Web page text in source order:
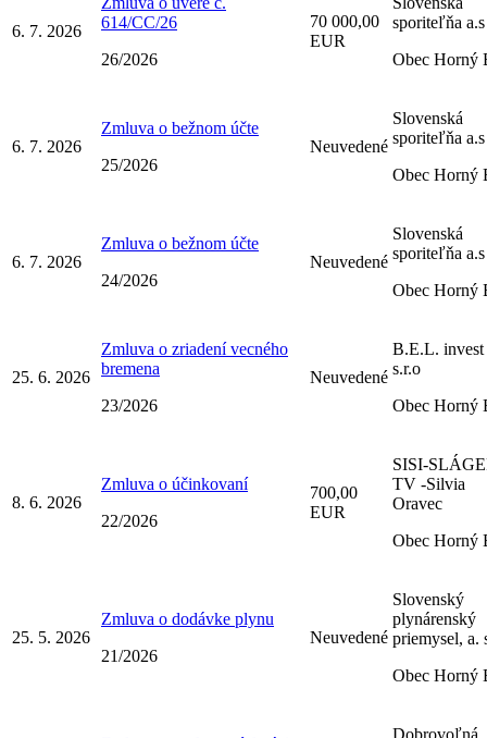
6. 7. 2026
614/CC/26
26/2026
70 000,00
EUR
sporiteľňa a.s
Obec Horný
6. 7. 2026
Zmluva o bežnom účte
25/2026
Neuvedené
Slovenská
sporiteľňa a.s
Obec Horný
6. 7. 2026
Zmluva o bežnom účte
24/2026
Neuvedené
Slovenská
sporiteľňa a.s
Obec Horný
25. 6. 2026
Zmluva o zriadení vecného
bremena
23/2026
Neuvedené
B.E.L. invest
s.r.o
Obec Horný
8. 6. 2026
Zmluva o účinkovaní
22/2026
700,00
EUR
SISI-
TV -Silvia
Oravec
Obec Horný
25. 5. 2026
Zmluva o dodávke plynu
21/2026
Neuvedené
Slovenský
plynárenský
priemysel, a.
Obec Horný
Dobrovoľná